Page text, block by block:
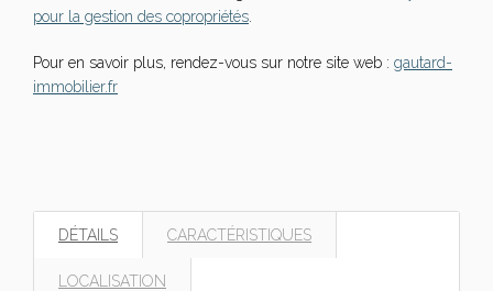
pour la gestion des copropriétés
Pour en savoir plus, rendez-vous sur notre site web : gautard-
immobilier.fr
DÉTAILS CARACTÉRISTIQUES
LOCALISATION